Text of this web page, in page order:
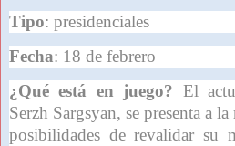
Tipo: presidenciales
Fecha: 18 de febrero
¿Qué está en juego? El
Serzh Sargsyan, se presenta a
posibilidades de revalidar su